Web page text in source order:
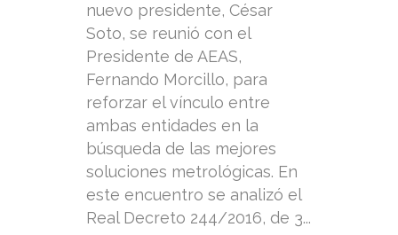
nuevo presidente, César
Soto, se reunió con el
Presidente de AEAS,
Fernando Morcillo, para
reforzar el vínculo entre
ambas entidades en la
búsqueda de las mejores
soluciones metrológicas. En
este encuentro se analizó el
Real Decreto 244/2016, de 3...